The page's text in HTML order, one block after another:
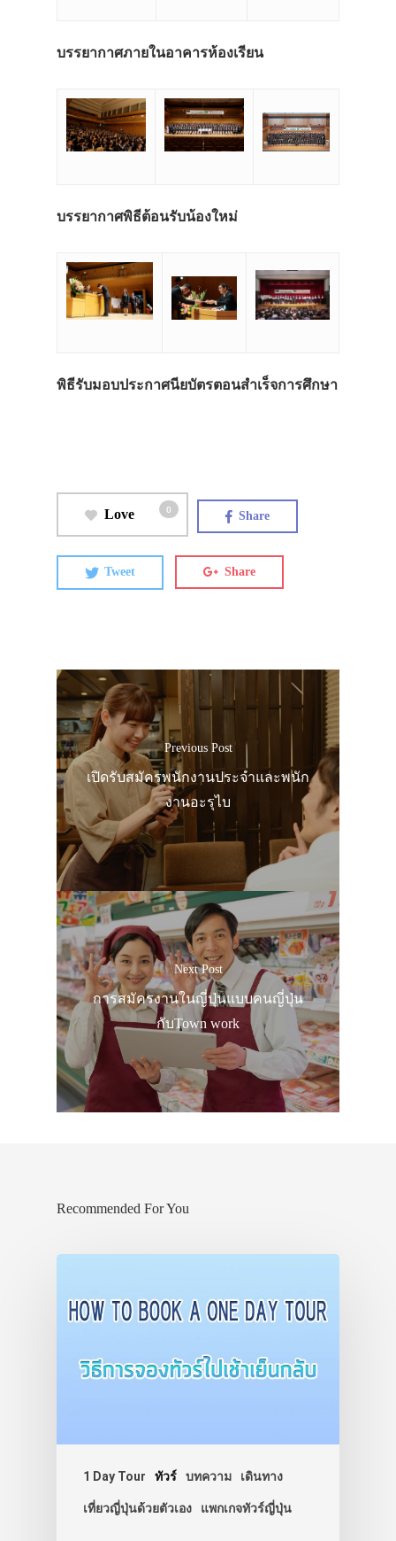
บรรยากาศภายในอาคารห้องเรียน
บรรยากาศพิธีต้อนรับน้องใหม่
พิธีรับมอบประกาศนียบัตรตอนสำเร็จการศึกษา
Love 0 Share
Tweet Share
Previous Post
เปิดรับสมัครพนักงานประจำและพนัก
งานอะรุไบ
Next Post
การสมัครงานในญี่ปุ่นแบบคนญี่ปุ่น
กับTown work
Recommended For You
1 Day Tour ทัวร์ บทความ เดินทาง
เที่ยวญี่ปุ่นด้วยตัวเอง แพกเกจทัวร์ญี่ปุ่น